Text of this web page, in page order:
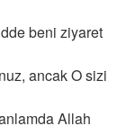
beni ziyaret
ancak O sizi
Allah